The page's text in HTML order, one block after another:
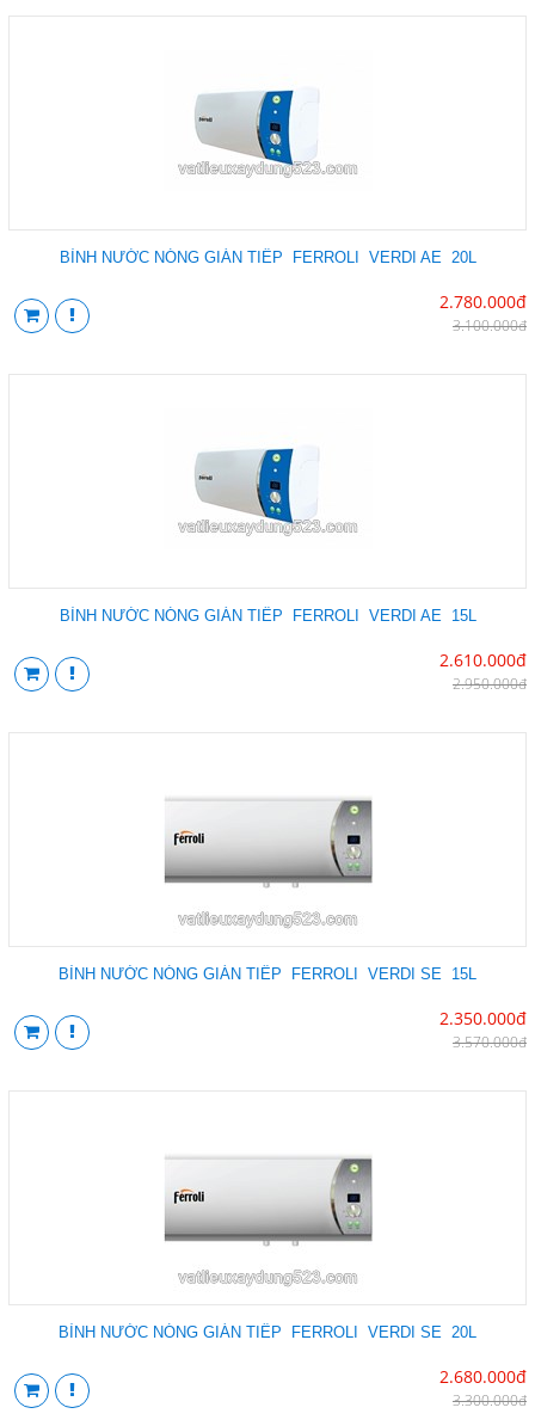
BÌNH NƯỚC NÓNG GIÁN TIẾP FERROLI VERDI AE 20L
2.780.000đ
3.100.000đ
BÌNH NƯỚC NÓNG GIÁN TIẾP FERROLI VERDI AE 15L
2.610.000đ
2.950.000đ
BÌNH NƯỚC NÓNG GIÁN TIẾP FERROLI VERDI SE 15L
2.350.000đ
3.570.000đ
BÌNH NƯỚC NÓNG GIÁN TIẾP FERROLI VERDI SE 20L
2.680.000đ
3.300.000đ